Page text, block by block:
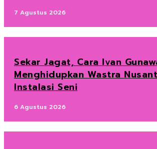
7 Agustus 2026
Sekar Jagat, Cara Ivan
Menghidupkan Wastra
Instalasi Seni
6 Agustus 2026